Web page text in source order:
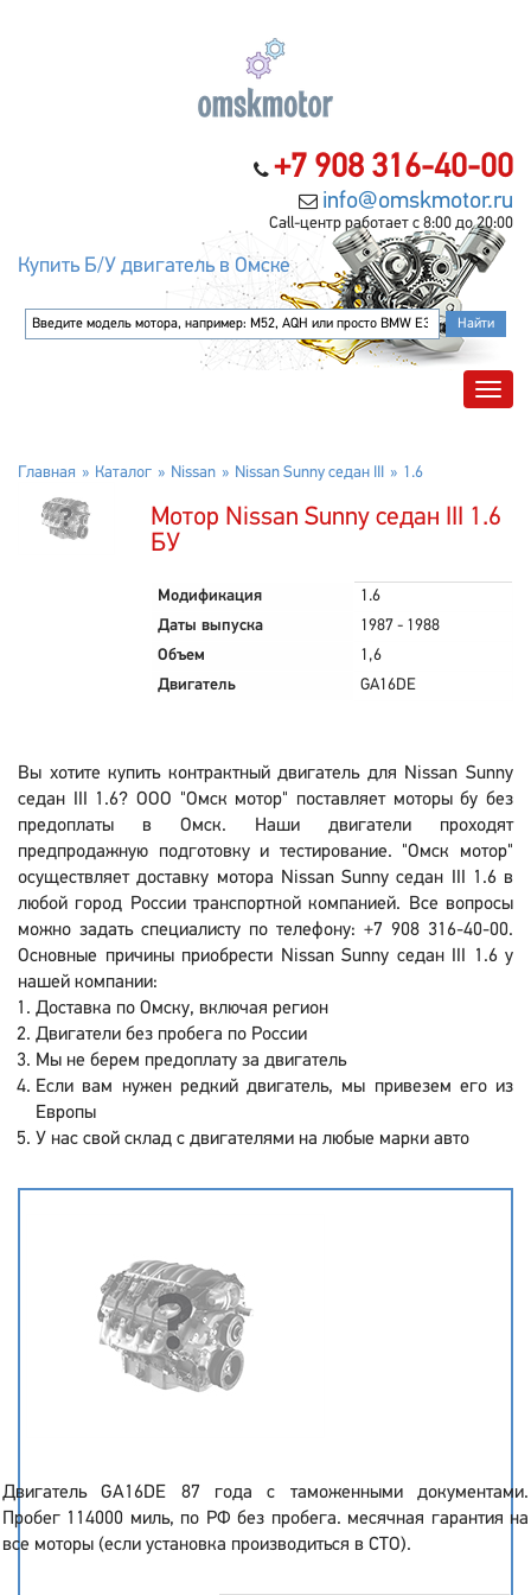
+7 908 316-40-00
info@omskmotor.ru
Call-центр работает с 8:00 до 20:00
Купить Б/У двигатель в Омске
Главная Каталог Nissan Nissan Sunny седан III 1.6
Мотор Nissan Sunny седан III 1.6
БУ
Модификация
1.6
Даты выпуска
1987 - 1988
Объем
1,6
Двигатель
GA16DE
Вы хотите купить контрактный двигатель для Nissan Sunny
седан III 1.6? ООО "Омск мотор" поставляет моторы бу без
предоплаты в Омск. Наши двигатели проходят
предпродажную подготовку и тестирование. "Омск мотор"
осуществляет доставку мотора Nissan Sunny седан III 1.6 в
любой город России транспортной компанией. Все вопросы
можно задать специалисту по телефону: +7 908 316-40-00.
Основные причины приобрести Nissan Sunny седан III 1.6 у
нашей компании:
Доставка по Омску, включая регион
Двигатели без пробега по России
Мы не берем предоплату за двигатель
Если вам нужен редкий двигатель, мы привезем его из
Европы
У нас свой склад с двигателями на любые марки авто
Двигатель GA16DE 87 года с таможенными документами.
Пробег 114000 миль, по РФ без пробега. месячная гарантия на
все моторы (если установка производиться в СТО).